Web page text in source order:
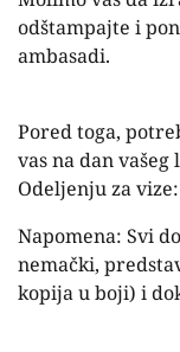
odštampajte i
ambasadi.
Pored toga,
vas na dan
Odeljenju za vize:
Napomena: Svi
nemački,
kopija u boji) i